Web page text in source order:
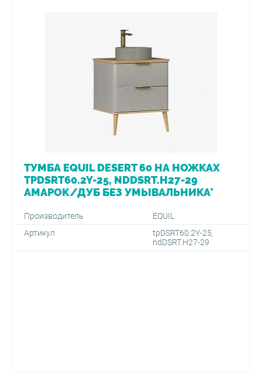
ТУМБА EQUIL DESERT 60 НА НОЖКАХ
TPDSRT60.2Y-25, NDDSRT.H27-29
АМАРОК/ДУБ БЕЗ УМЫВАЛЬНИКА*
Производитель
EQUIL
Артикул
tpDSRT60.2Y-25,
ndDSRT.H27-29